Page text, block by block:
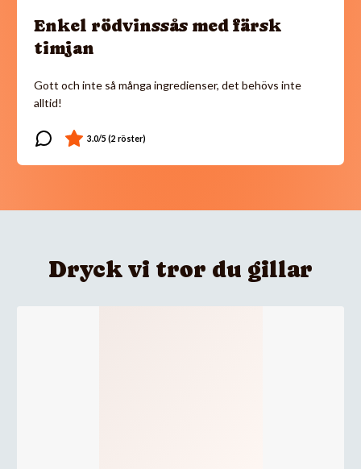
Enkel rödvinssås med färsk
timjan
Gott och inte så många ingredienser, det behövs inte
alltid!
Dryck vi tror du gillar